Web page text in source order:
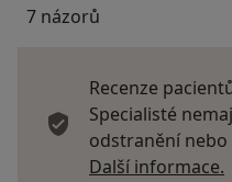
7 názorů
Recenze
Specialisté
odstranění nebo
Další informace.